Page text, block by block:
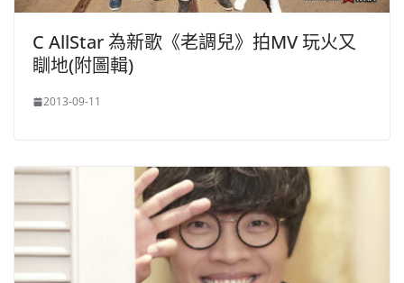
C AllStar 為新歌《老調兒》拍MV 玩火又
瞓地(附圖輯)
2013-09-11